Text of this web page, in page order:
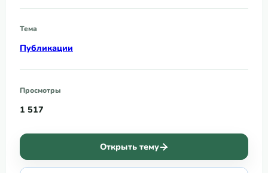
Тема
Публикации
Просмотры
1 517
Открыть тему